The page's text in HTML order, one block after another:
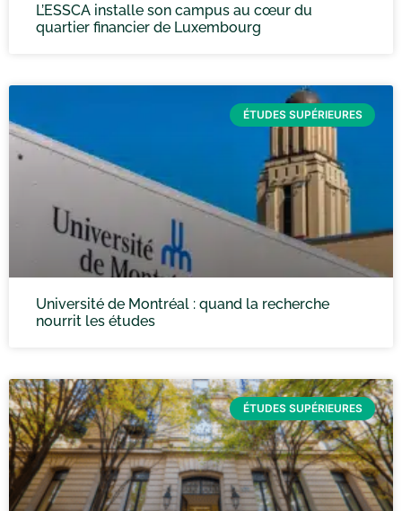
L’ESSCA installe son campus au cœur du
quartier financier de Luxembourg
ÉTUDES SUPÉRIEURES
Université de Montréal : quand la recherche
nourrit les études
ÉTUDES SUPÉRIEURES